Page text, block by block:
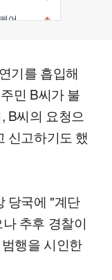
기를 흡입해
민 B씨가 불
B씨의 요청으
신고하기도 했
당국에 "계단
추후 경찰이
행을 시인한